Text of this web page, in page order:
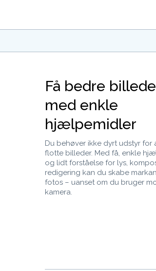
Få bedre
med enkle
hjælpemidler
Du behøver ikke dyrt udstyr for
flotte billeder. Med få, enkle
og lidt forståelse for lys,
redigering kan du skabe
fotos – uanset om du bruger
kamera.